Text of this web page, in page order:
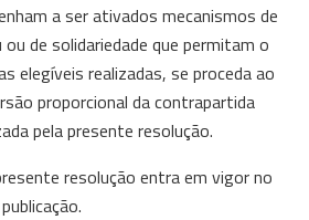
a ser ativados mecanismos de
de solidariedade que permitam o
elegíveis realizadas, se proceda ao
proporcional da contrapartida
pela presente resolução.
resolução entra em vigor no